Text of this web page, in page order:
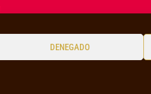
DENEGADO